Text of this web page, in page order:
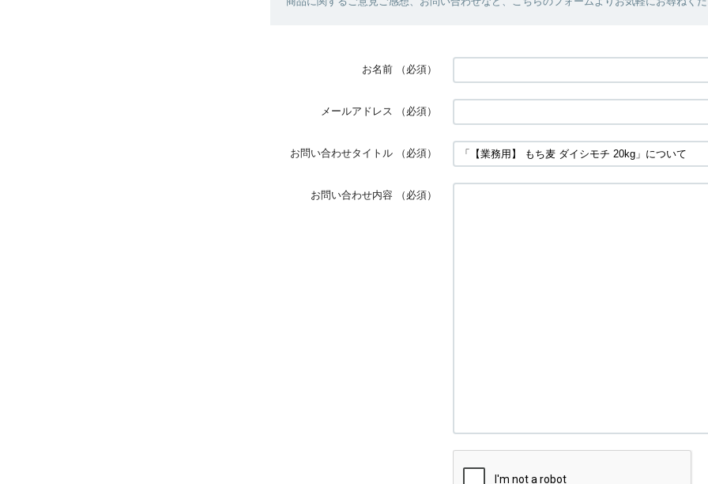
お名前 （必須）
メールアドレス （必須）
お問い合わせタイトル （必須）
お問い合わせ内容 （必須）